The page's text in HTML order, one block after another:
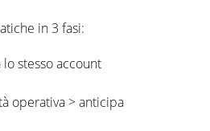
in 3 fasi:
stesso account
operativa > anticipa